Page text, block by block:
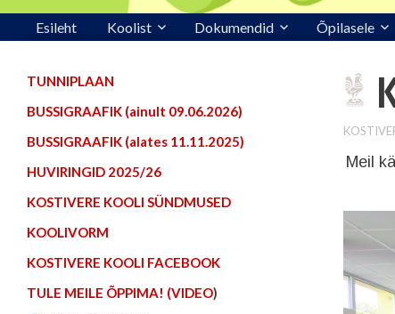
Esileht Koolist Dokumendid Õpilasele
Meil
TUNNIPLAAN
BUSSIGRAAFIK (ainult 09.06.2026)
BUSSIGRAAFIK (alates 11.11.2025)
HUVIRINGID 2025/26
KOSTIVERE KOOLI SÜNDMUSED
KOOLIVORM
KOSTIVERE KOOLI FACEBOOK
TULE MEILE ÕPPIMA! (VIDEO)